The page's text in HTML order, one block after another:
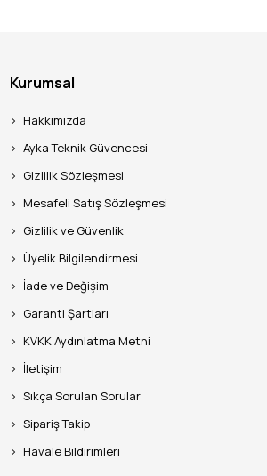
Kurumsal
Hakkımızda
Ayka Teknik Güvencesi
Gizlilik Sözleşmesi
Mesafeli Satış Sözleşmesi
Gizlilik ve Güvenlik
Üyelik Bilgilendirmesi
İade ve Değişim
Garanti Şartları
KVKK Aydınlatma Metni
İletişim
Sıkça Sorulan Sorular
Sipariş Takip
Havale Bildirimleri